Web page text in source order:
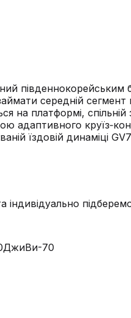
середній
на платформі,
адаптивного
їздовій
ДжиВи-70